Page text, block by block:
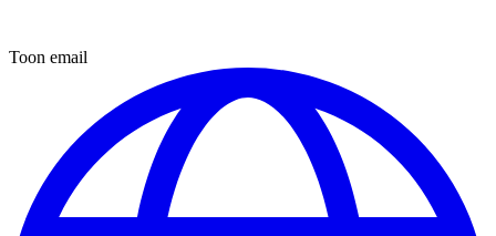
Toon email